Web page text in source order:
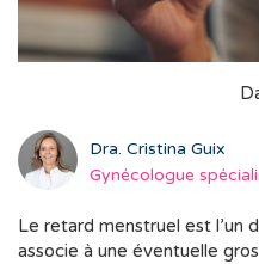
Dra. Cristina Guix
Gynécologue
Le retard menstruel est l’un
associe à une éventuelle